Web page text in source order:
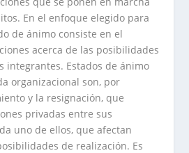
En el enfoque elegido para
de ánimo consiste en el
acerca de las posibilidades
integrantes. Estados de ánimo
organizacional son, por
y la resignación, que
privadas entre sus
uno de ellos, que afectan
de realización. Es